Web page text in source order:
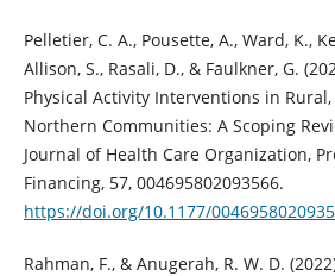
Pelletier, C. A., Pousette, A., Ward, K.,
Allison, S., Rasali, D., & Faulkner, G.
Physical Activity Interventions in Rural,
Northern Communities: A Scoping
Journal of Health Care Organization,
Financing, 57, 004695802093566.
https://doi.org/10.1177/
Rahman, F., & Anugerah, R. W. D.